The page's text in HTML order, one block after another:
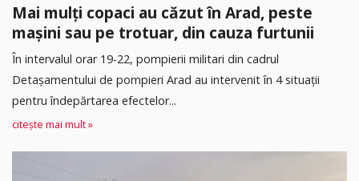
Mai mulți copaci au căzut în Arad, peste
mașini sau pe trotuar, din cauza furtunii
În intervalul orar 19-22, pompierii militari din cadrul
Detașamentului de pompieri Arad au intervenit în 4 situații
pentru îndepărtarea efectelor...
citește mai mult »